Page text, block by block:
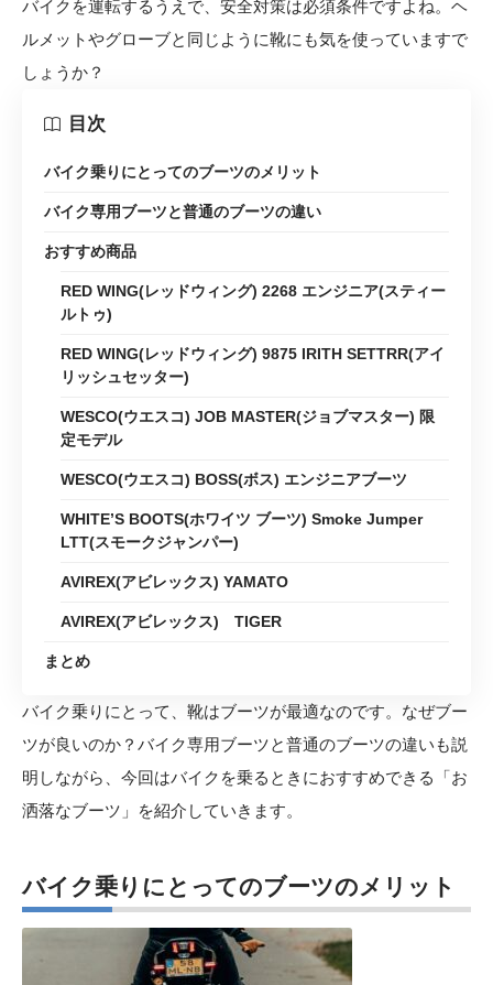
バイクを運転するうえで、安全対策は必須条件ですよね。ヘ
ルメットやグローブと同じように靴にも気を使っていますで
しょうか？
目次
バイク乗りにとってのブーツのメリット
バイク専用ブーツと普通のブーツの違い
おすすめ商品
RED WING(レッドウィング) 2268 エンジニア(スティー
ルトゥ)
RED WING(レッドウィング) 9875 IRITH SETTRR(アイ
リッシュセッター)
WESCO(ウエスコ) JOB MASTER(ジョブマスター) 限
定モデル
WESCO(ウエスコ) BOSS(ボス) エンジニアブーツ
WHITE’S BOOTS(ホワイツ ブーツ) Smoke Jumper
LTT(スモークジャンパー)
AVIREX(アビレックス) YAMATO
AVIREX(アビレックス) TIGER
まとめ
バイク乗りにとって、靴はブーツが最適なのです。なぜブー
ツが良いのか？バイク専用ブーツと普通のブーツの違いも説
明しながら、今回はバイクを乗るときにおすすめできる「お
洒落なブーツ」を紹介していきます。
バイク乗りにとってのブーツのメリット